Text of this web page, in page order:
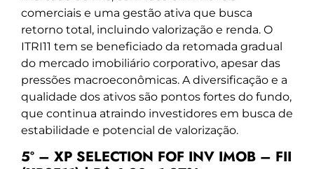
comerciais e uma gestão ativa que busca
retorno total, incluindo valorização e renda. O
ITRI11 tem se beneficiado da retomada gradual
do mercado imobiliário corporativo, apesar das
pressões macroeconômicas. A diversificação e a
qualidade dos ativos são pontos fortes do fundo,
que continua atraindo investidores em busca de
estabilidade e potencial de valorização.
5º – XP SELECTION FOF INV IMOB – FII